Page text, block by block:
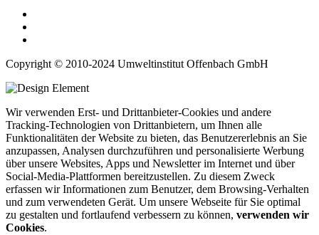
Copyright © 2010-2024 Umweltinstitut Offenbach GmbH
Wir verwenden Erst- und Drittanbieter-Cookies und andere
Tracking-Technologien von Drittanbietern, um Ihnen alle
Funktionalitäten der Website zu bieten, das Benutzererlebnis an Sie
anzupassen, Analysen durchzuführen und personalisierte Werbung
über unsere Websites, Apps und Newsletter im Internet und über
Social-Media-Plattformen bereitzustellen. Zu diesem Zweck
erfassen wir Informationen zum Benutzer, dem Browsing-Verhalten
und zum verwendeten Gerät. Um unsere Webseite für Sie optimal
zu gestalten und fortlaufend verbessern zu können, verwenden wir
Cookies.